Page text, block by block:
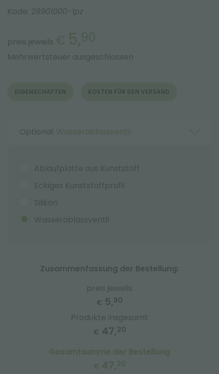
Kode: 29901000-1pz
preis jeweils € 5,90
Mehrwertsteuer ausgeschlossen
EIGENSCHAFTEN KOSTEN FÜR DEN VERSAND
Optional: Wasserablassventil
Ablaufplatte aus Kunststoff
Eckiges Kunststoffprofil
Silikon
Wasserablassventil
Zusammenfassung der Bestellung:
preis jeweils
€ 5,90
Produkte insgesamt
€ 47,20
Gesamtsumme der Bestellung
€ 47,20